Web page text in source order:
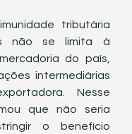
tributária
não se limita à
do país,
intermediárias
Nesse
que não seria
o benefício